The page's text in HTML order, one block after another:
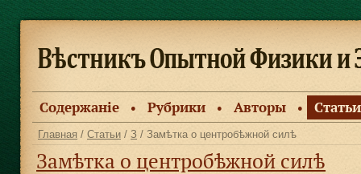
Содержанiе ● Рубрики ● Авторы ● Статьи
Главная / Статьи / З / Замѣтка о центробѣжной силѣ
Замѣтка о центробѣжной силѣ